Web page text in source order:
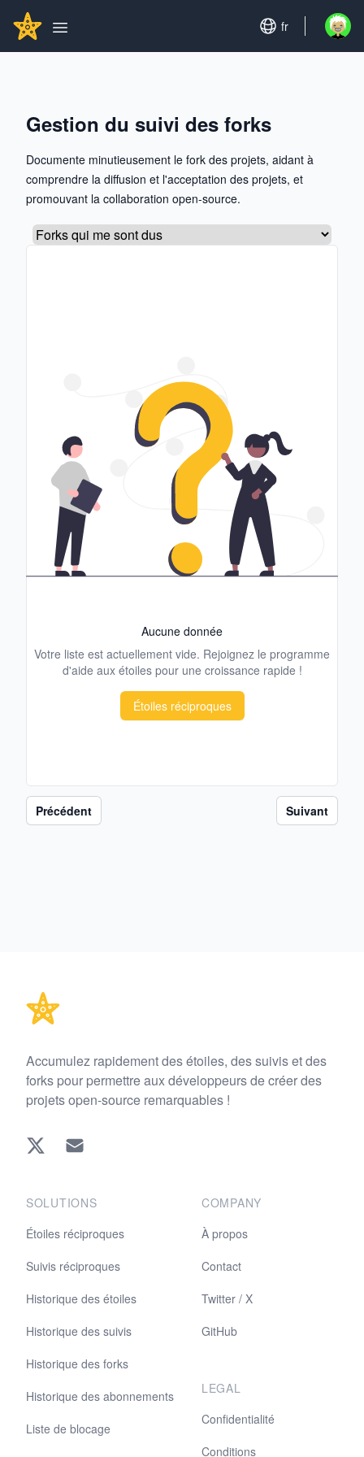
GITHUBSTAR
Open main menu
Set language
fr Open
Gestion du suivi des forks
Documente minutieusement le fork des projets, aidant à
comprendre la diffusion et l'acceptation des projets, et
promouvant la collaboration open-source.
Sélectionner un onglet
Aucune donnée
Votre liste est actuellement vide. Rejoignez le programme
d'aide aux étoiles pour une croissance rapide !
Étoiles réciproques
Précédent Suivant
Accumulez rapidement des étoiles, des suivis et des
forks pour permettre aux développeurs de créer des
projets open-source remarquables !
Twitter EMAIL
SOLUTIONS
Étoiles réciproques
Suivis réciproques
Historique des étoiles
Historique des suivis
Historique des forks
Historique des abonnements
Liste de blocage
COMPANY
À propos
Contact
Twitter / X
GitHub
LEGAL
Confidentialité
Conditions